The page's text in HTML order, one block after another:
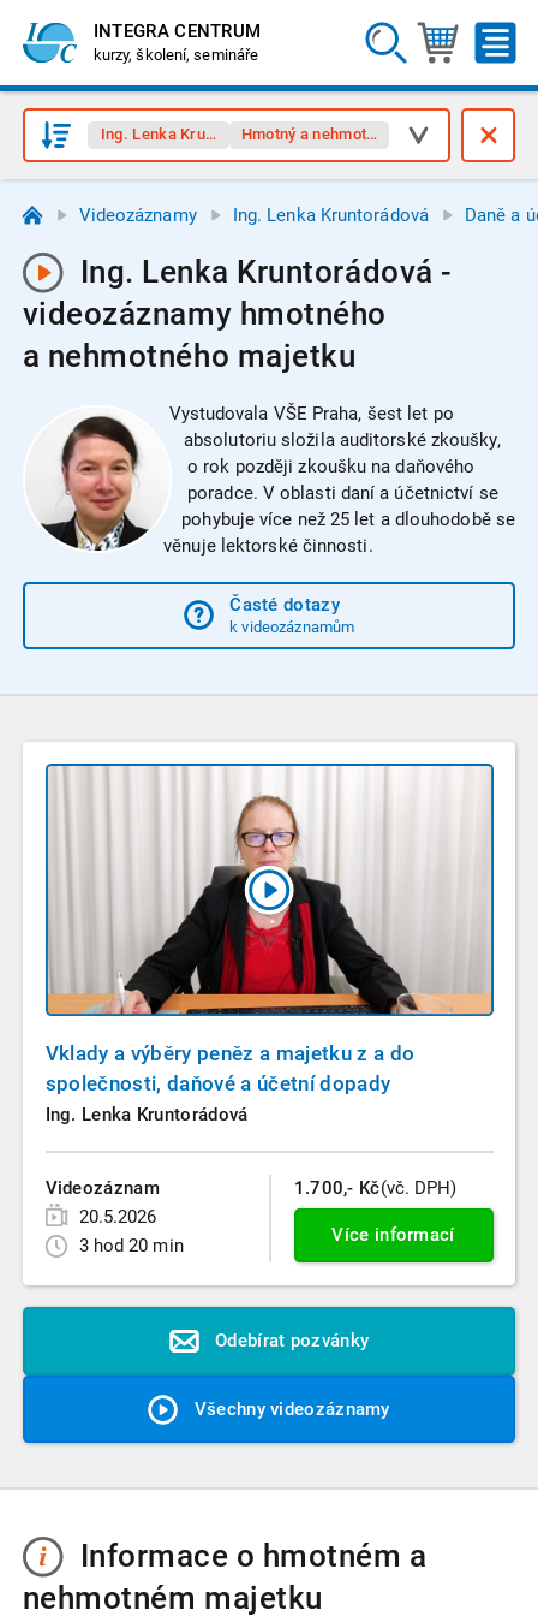
INTEGRA CENTRUM
kurzy, školení, semináře
Ing. Lenka KruntorádováHmotný a nehmotný majetek
Videozáznamy Ing. Lenka Kruntorádová Daně a
Ing. Lenka Kruntorádová -
videozáznamy hmotného
a nehmotného majetku
Vystudovala VŠE Praha, šest let po
absolutoriu složila auditorské zkoušky,
o rok později zkoušku na daňového
poradce. V oblasti daní a účetnictví se
pohybuje více než 25 let a dlouhodobě se
věnuje lektorské činnosti.
Časté dotazy
k videozáznamům
Vklady a výběry peněz a majetku z a do
společnosti, daňové a účetní dopady
Ing. Lenka Kruntorádová
Videozáznam
20.5.2026
3 hod 20 min
1.700,- Kč(vč. DPH)
Více informací
Odebírat pozvánky
Všechny videozáznamy
Informace o hmotném a
nehmotném majetku